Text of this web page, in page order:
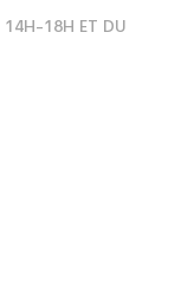
14H-18H ET DU